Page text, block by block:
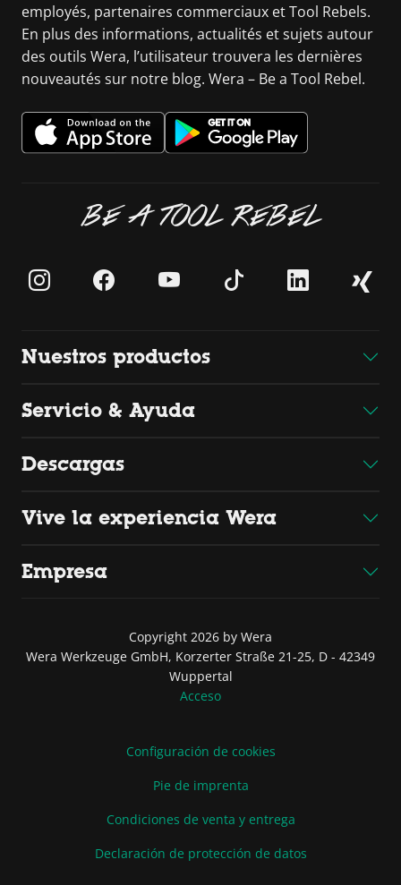
employés, partenaires commerciaux et Tool Rebels.
En plus des informations, actualités et sujets autour
des outils Wera, l’utilisateur trouvera les dernières
nouveautés sur notre blog. Wera – Be a Tool Rebel.
BE A TOOL REBEL
Nuestros productos
Servicio & Ayuda
Descargas
Vive la experiencia Wera
Empresa
Copyright 2026 by Wera
Wera Werkzeuge GmbH, Korzerter Straße 21-25, D - 42349
Wuppertal
Acceso
Configuración de cookies
Pie de imprenta
Condiciones de venta y entrega
Declaración de protección de datos